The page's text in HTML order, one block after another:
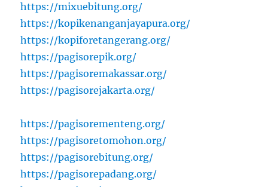
https://mixuebitung.org/
https://kopikenanganjayapura.org/
https://kopiforetangerang.org/
https://pagisorepik.org/
https://pagisoremakassar.org/
https://pagisorejakarta.org/
https://pagisorementeng.org/
https://pagisoretomohon.org/
https://pagisorebitung.org/
https://pagisorepadang.org/